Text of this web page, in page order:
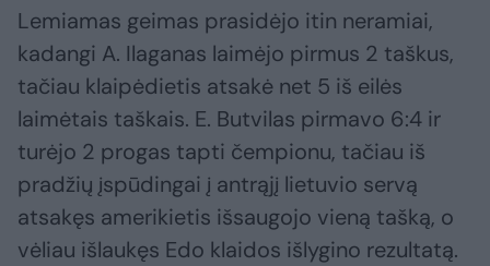
Lemiamas geimas prasidėjo itin neramiai,
kadangi A. Ilaganas laimėjo pirmus 2 taškus,
tačiau klaipėdietis atsakė net 5 iš eilės
laimėtais taškais. E. Butvilas pirmavo 6:4 ir
turėjo 2 progas tapti čempionu, tačiau iš
pradžių įspūdingai į antrąjį lietuvio servą
atsakęs amerikietis išsaugojo vieną tašką, o
vėliau išlaukęs Edo klaidos išlygino rezultatą.